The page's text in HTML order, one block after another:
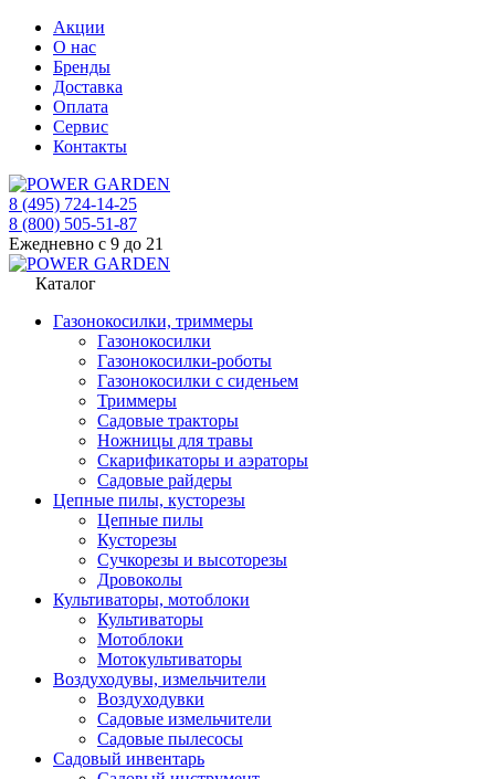
Акции
О нас
Бренды
Доставка
Оплата
Сервис
Контакты
8 (495) 724-14-25
8 (800) 505-51-87
Ежедневно с 9 до 21
Каталог
Газонокосилки, триммеры
Газонокосилки
Газонокосилки-роботы
Газонокосилки с сиденьем
Триммеры
Садовые тракторы
Ножницы для травы
Скарификаторы и аэраторы
Садовые райдеры
Цепные пилы, кусторезы
Цепные пилы
Кусторезы
Сучкорезы и высоторезы
Дровоколы
Культиваторы, мотоблоки
Культиваторы
Мотоблоки
Мотокультиваторы
Воздуходувы, измельчители
Воздуходувки
Садовые измельчители
Садовые пылесосы
Садовый инвентарь